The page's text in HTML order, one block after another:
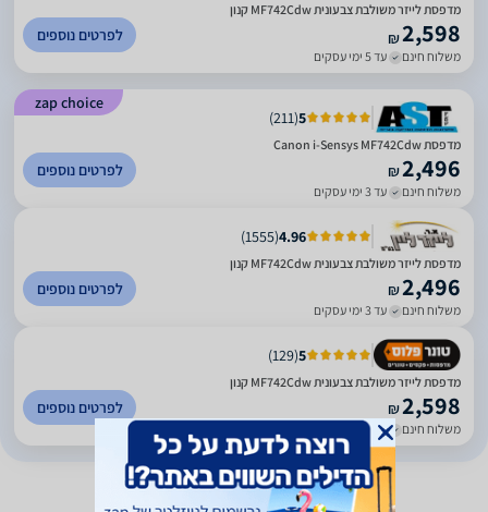
מדפסת ‏לייזר משולבת צבעונית MF742Cdw קנון
2,598
₪
משלוח חינם עד 5 ימי עסקים
לפרטים נוספים
zap choice
5
(
211
)
מדפסת Canon i-Sensys MF742Cdw
₪2,496
משלוח חינם עד 3 ימי עסקים
לפרטים נוספים
4.96
(
1555
)
מדפסת ‏לייזר משולבת צבעונית MF742Cdw קנון
₪2,496
משלוח חינם עד 3 ימי עסקים
לפרטים נוספים
5
(
129
)
מדפסת ‏לייזר משולבת צבעונית MF742Cdw קנון
₪2,598
משלוח חינם עד 5 ימי עסקים
לפרטים נוספים